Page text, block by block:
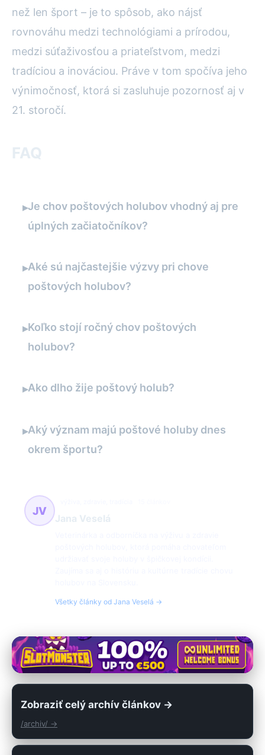
než len šport – je to spôsob, ako nájsť
rovnováhu medzi technológiami a prírodou,
medzi súťaživosťou a priateľstvom, medzi
tradíciou a inováciou. Práve v tom spočíva jeho
výnimočnosť, ktorá si zasluhuje pozornosť aj v
21. storočí.
FAQ
▸Je chov poštových holubov vhodný aj pre
úplných začiatočníkov?
▸Aké sú najčastejšie výzvy pri chove
poštových holubov?
▸Koľko stojí ročný chov poštových
holubov?
▸Ako dlho žije poštový holub?
▸Aký význam majú poštové holuby dnes
okrem športu?
JV
Jana Veselá
Všetky články od Jana Veselá →
Zobraziť celý archív článkov →
/archiv/ →